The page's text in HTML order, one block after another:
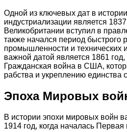
Одной из ключевых дат в
индустриализации является 1837
Великобритании вступил в
также начался период быстрого
промышленности и технических
важной датой является 1861 год,
Гражданская война в США,
рабства и укреплению единства
Эпоха Мировых
В истории эпохи мировых войн
1914 год, когда началась